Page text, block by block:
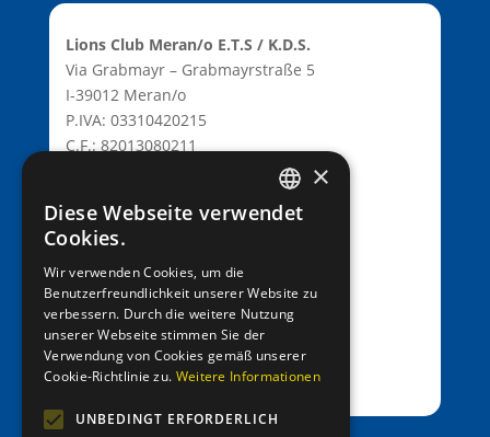
Lions Club Meran/o E.T.S / K.D.S.
Via Grabmayr – Grabmayrstraße 5
I-39012 Meran/o
P.IVA: 03310420215
C.F.: 82013080211
Fil.: Rennweg 42, 39012 Meran/o
IBAN: IT39C0811258591000303200680
SWIFT-BIC: RZSBIT21101
GERMAN
×
Diese Webseite verwendet
Cookies.
Wir verwenden Cookies, um die
Benutzerfreundlichkeit unserer Website zu
verbessern. Durch die weitere Nutzung
unserer Webseite stimmen Sie der
Verwendung von Cookies gemäß unserer
Cookie-Richtlinie zu. Weitere Informationen
UNBEDINGT ERFORDERLICH